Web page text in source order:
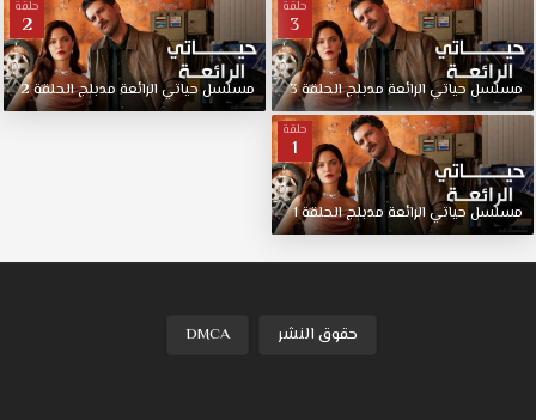
حلقة
3
مسلسلحياتي الرائعة مدبلجالحلقة3
حلقة
2
مسلسلحياتي الرائعة مدبلجالحلقة2
حلقة
1
مسلسلحياتي الرائعة مدبلجالحلقة1
حقوق النشر DMCA